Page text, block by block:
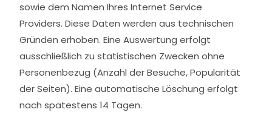
sowie dem Namen Ihres Internet Service
Providers.Diese Daten werden aus technischen
Gründen erhoben. Eine Auswertung erfolgt
ausschließlich zu statistischen Zwecken ohne
Personenbezug (Anzahl der Besuche, Popularität
der Seiten). Eine automatische Löschung erfolgt
nach spätestens 14 Tagen.